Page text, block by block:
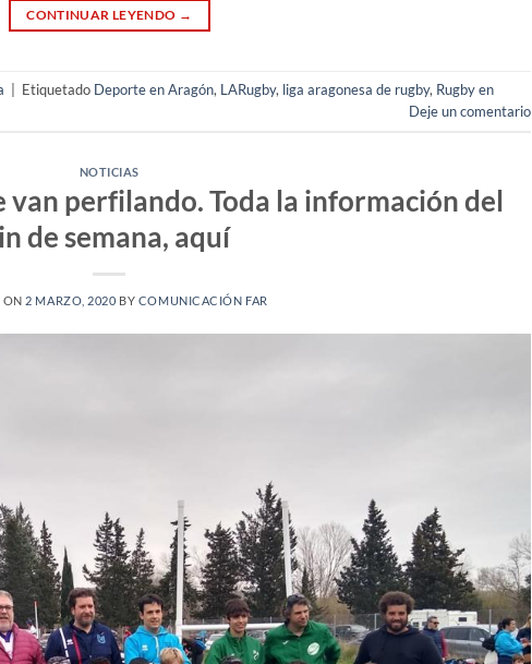
CONTINUAR LEYENDO →
Etiquetado Deporte en Aragón, LARugby, liga aragonesa de rugby, Rugby en
Deje un comentario
NOTICIAS
van perfilando. Toda la información del
de semana, aquí
ON 2 MARZO, 2020 BY COMUNICACIÓN FAR